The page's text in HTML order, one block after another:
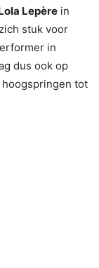
Lepère in
stuk voor
in
dus ook op
tot